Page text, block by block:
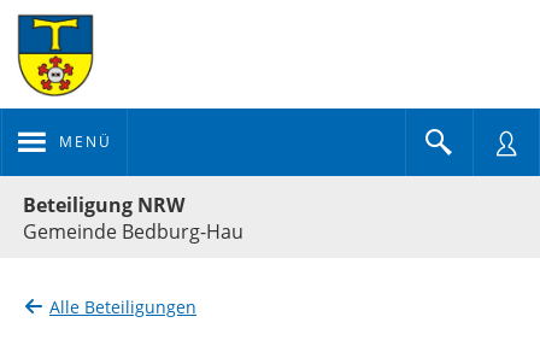
MENÜ
Beteiligung NRW
Gemeinde Bedburg-Hau
Alle Beteiligungen